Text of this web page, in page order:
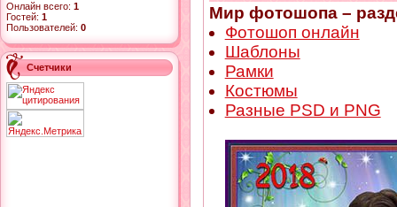
Онлайн всего: 1
Гостей: 1
Пользователей: 0
Счетчики
Мир фотошопа –
Фотошоп онлайн
Шаблоны
Рамки
Костюмы
Разные PSD и PNG